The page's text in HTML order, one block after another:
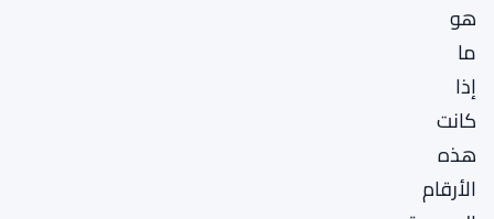
هو
ما
إذا
كانت
هذه
الأرقام